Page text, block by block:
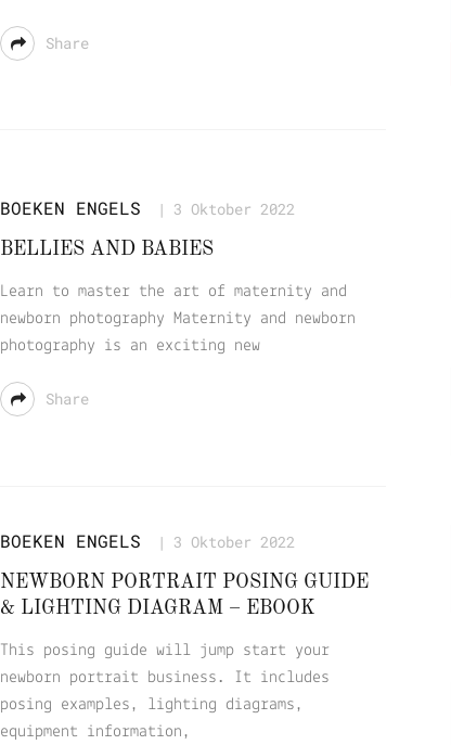
Share
BOEKEN ENGELS 3 Oktober 2022
BELLIES AND BABIES
Learn to master the art of maternity and
newborn photography Maternity and newborn
photography is an exciting new
Share
BOEKEN ENGELS 3 Oktober 2022
NEWBORN PORTRAIT POSING GUIDE
& LIGHTING DIAGRAM – EBOOK
This posing guide will jump start your
newborn portrait business. It includes
posing examples, lighting diagrams,
equipment information,